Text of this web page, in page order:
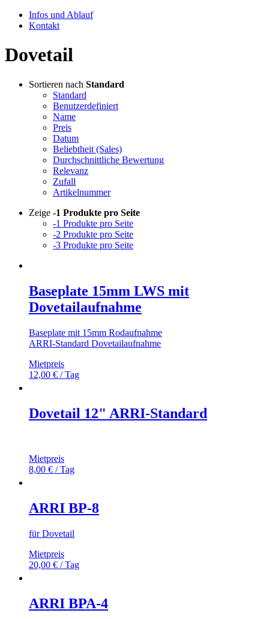
Infos und Ablauf
Kontakt
Dovetail
Sortieren nach Standard
Standard
Benutzerdefiniert
Name
Preis
Datum
Beliebtheit (Sales)
Durchschnittliche Bewertung
Relevanz
Zufall
Artikelnummer
Zeige -1 Produkte pro Seite
-1 Produkte pro Seite
-2 Produkte pro Seite
-3 Produkte pro Seite
Baseplate 15mm LWS mit
Dovetailaufnahme
Baseplate mit 15mm Rodaufnahme
ARRI-Standard Dovetailaufnahme
Mietpreis
12,00 € / Tag
Dovetail 12" ARRI-Standard
Mietpreis
8,00 € / Tag
ARRI BP-8
für Dovetail
Mietpreis
20,00 € / Tag
ARRI BPA-4